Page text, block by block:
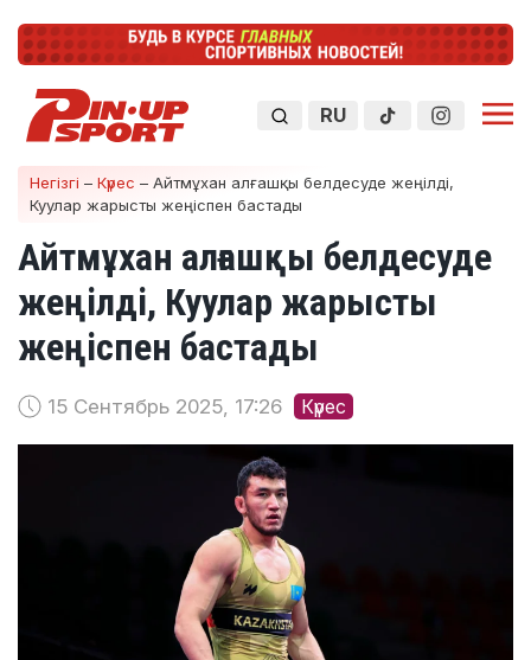
RU
Негізгі – Күрес – Айтмұхан алғашқы белдесуде жеңілді,
Куулар жарысты жеңіспен бастады
Айтмұхан алғашқы белдесуде
жеңілді, Куулар жарысты
жеңіспен бастады
15 Сентябрь 2025, 17:26 Күрес